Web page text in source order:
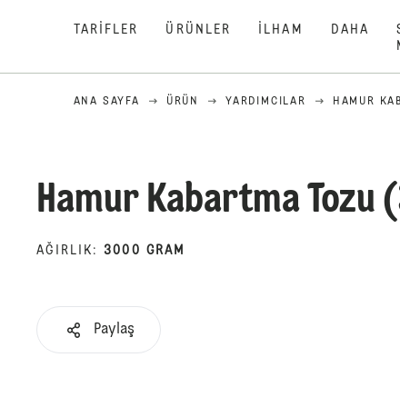
TARIFLER ÜRÜNLER İLHAM DAHA
ANA SAYFA ÜRÜN YARDIMCILAR HAMUR
Hamur Kabartma Tozu
AĞIRLIK : 3000 GRAM
Paylaş